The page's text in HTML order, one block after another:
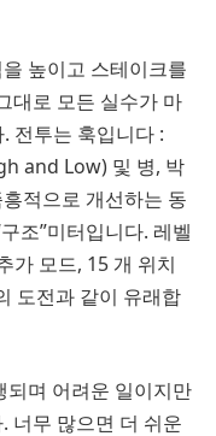
높이고 스테이크를
대로 모든 실수가 마
전투는 훅입니다 :
and Low) 및 병, 박
적으로 개선하는 동
조”미터입니다. 레벨
가 모드, 15 개 위치
도전과 같이 유래합
되며 어려운 일이지만
너무 많으면 더 쉬운